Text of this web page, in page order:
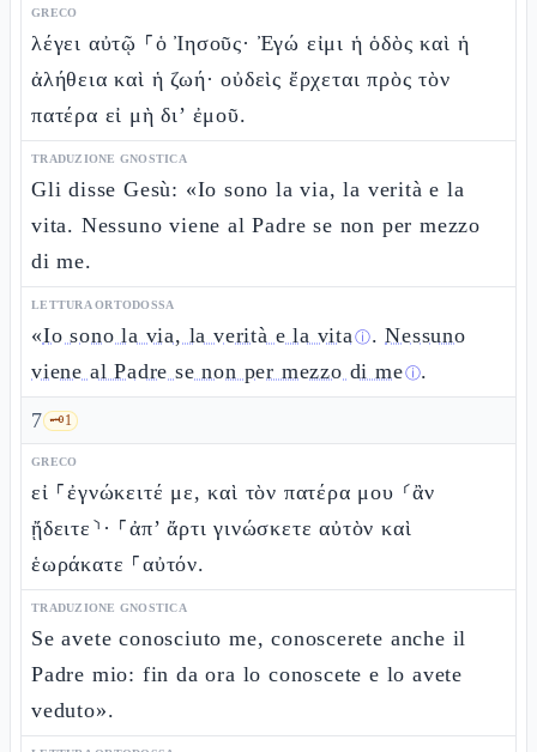
GRECO
λέγει αὐτῷ ⸀ὁ Ἰησοῦς· Ἐγώ εἰμι ἡ ὁδὸς καὶ ἡ
ἀλήθεια καὶ ἡ ζωή· οὐδεὶς ἔρχεται πρὸς τὸν
πατέρα εἰ μὴ δι’ ἐμοῦ.
TRADUZIONE GNOSTICA
Gli disse Gesù: «Io sono la via, la verità e la
vita. Nessuno viene al Padre se non per mezzo
di me.
LETTURA ORTODOSSA
«Io sono la via, la verità e la vitaⓘ.Nessuno
viene al Padre se non per mezzo di meⓘ.
7 🗝️1
GRECO
εἰ ⸀ἐγνώκειτέ με, καὶ τὸν πατέρα μου ⸂ἂν
ᾔδειτε⸃· ⸀ἀπ’ ἄρτι γινώσκετε αὐτὸν καὶ
ἑωράκατε ⸀αὐτόν.
TRADUZIONE GNOSTICA
Se avete conosciuto me, conoscerete anche il
Padre mio: fin da ora lo conoscete e lo avete
veduto».